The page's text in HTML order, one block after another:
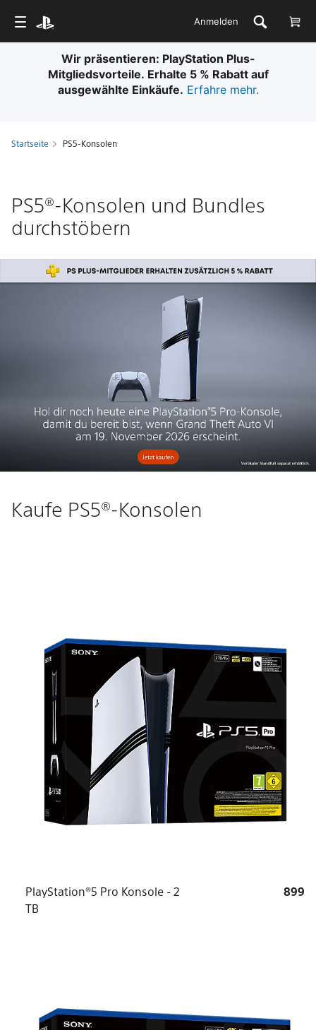
Anmelden
Wir präsentieren: PlayStation Plus-
Mitgliedsvorteile. Erhalte 5 % Rabatt auf
ausgewählte Einkäufe. Erfahre mehr.
Startseite PS5-Konsolen
PS5®-Konsolen und Bundles
durchstöbern
Kaufe PS5®-Konsolen
PlayStation®5 Pro Konsole - 2
TB
899